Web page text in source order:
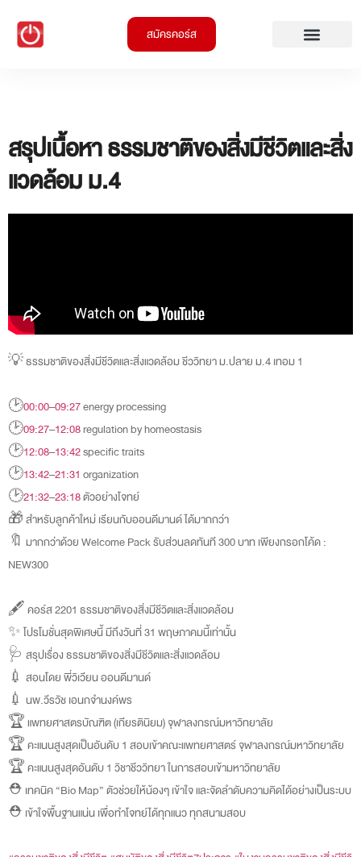
สมัครคอร์ส
สรุปเนื้อหา ธรรมชาติของสิ่งมีชีวิตและสิ่ง
แวดล้อม ม.4
💡 ธรรมชาติของสิ่งมีชีวิตและสิ่งแวดล้อม ชีววิทยา ม.ปลาย ม.4 เทอม 1
🕑00:00–09:27energy processing
🕑09:27–12:08regulation by homeostasis
🕑12:08–13:42specific traits
🕑13:42–21:31 organization
🕑21:32–23:18ตัวอย่างโจทย์
🎁 สำหรับลูกค้าใหม่ เรียนกับออนดีมานด์ ได้มากกว่า
🔖 มากกว่าด้วย Welcome Pack รับส่วนลดทันที 300 บาท เพียงกรอกโค้ด :
NEW300
🖋️ คอร์ส 2201 ธรรมชาติของสิ่งมีชีวิตและสิ่งแวดล้อม
✨ โปรโมชั่นสุดพิเศษนี้ มีถึงวันที่ 31 พฤษภาคมนี้เท่านั้น
🩺 สรุปเรื่อง ธรรมชาติของสิ่งมีชีวิตและสิ่งแวดล้อม
💉 สอนโดย พี่วิเวียน ออนดีมานด์
💉 นพ.วีรวัช เอนกจำนงค์พร
🏆 แพทยศาสตรบัณฑิต (เกียรตินิยม) จุฬาลงกรณ์มหาวิทยาลัย
🏆 คะแนนสูงสุดเป็นอันดับ 1 สอบเข้าคณะแพทยศาสตร์ จุฬาลงกรณ์มหาวิทยาลัย
🏆 คะแนนสูงสุดอันดับ 1 วิชาชีววิทยา ในการสอบเข้ามหาวิทยาลัย
⛑️ เทคนิค “Bio Map” ตัวช่วยให้น้องๆ เข้าใจ และจัดลำดับความคิดได้อย่างเป็นระบบ
⛑️ เข้าใจพื้นฐานแน่น เพื่อทำโจทย์ได้ทุกแนว ทุกสนามสอบ